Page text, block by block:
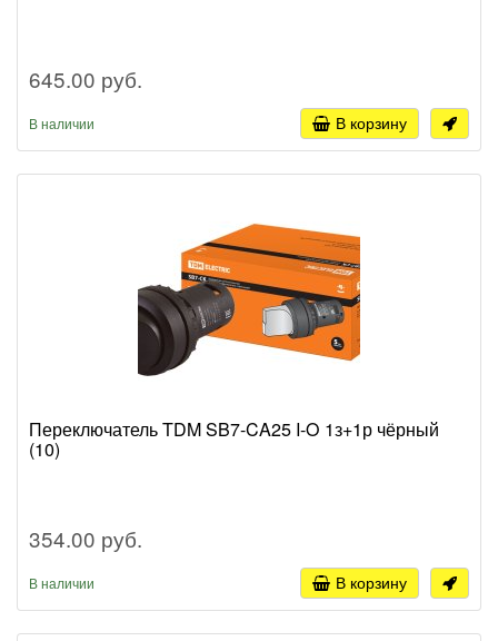
645.00 руб.
В наличии В корзину
Переключатель TDM SB7-CA25 I-O 1з+1р чёрный
(10)
354.00 руб.
В наличии В корзину